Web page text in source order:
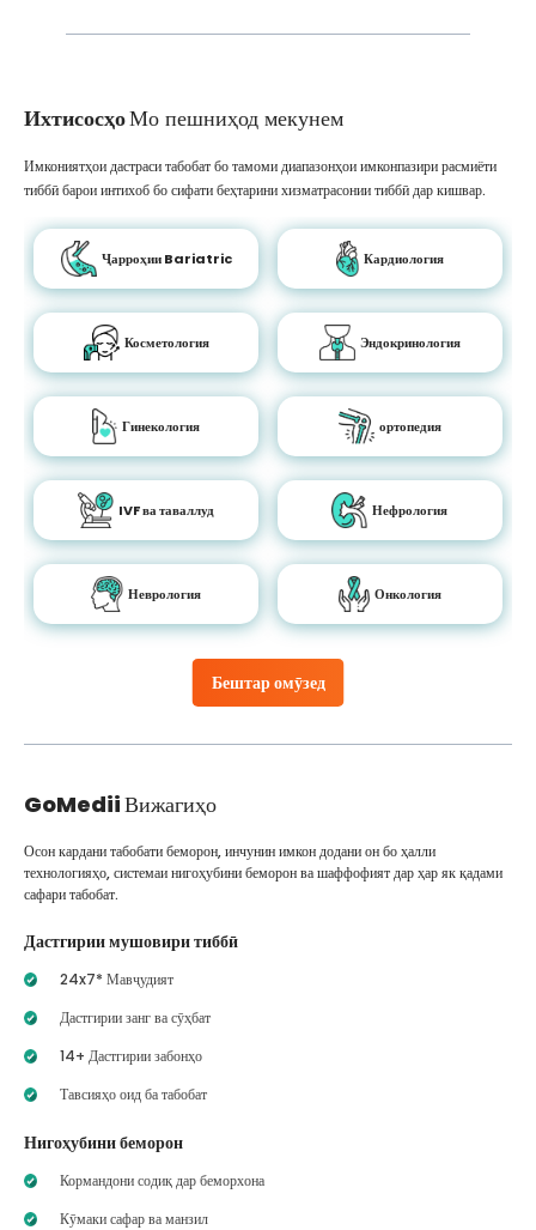
ИхтисосҳоМо пешниҳод мекунем
Бештар омӯзед
Имкониятҳои дастраси табобат бо тамоми диапазонҳои имконпазири расмиёти
тиббӣ барои интихоб бо сифати беҳтарини хизматрасонии тиббӣ дар кишвар.
Ҷарроҳии Bariatric Кардиология
Косметология Эндокринология
Гинекология ортопедия
IVF ва таваллуд Нефрология
Неврология Онкология
GoMediiВижагиҳо
Осон кардани табобати беморон, инчунин имкон додани он бо ҳалли
технологияҳо, системаи нигоҳубини беморон ва шаффофият дар ҳар як қадами
сафари табобат.
Дастгирии мушовири тиббӣ
24x7* Мавҷудият
Дастгирии занг ва сӯҳбат
14+ Дастгирии забонҳо
Тавсияҳо оид ба табобат
Нигоҳубини беморон
Кормандони содиқ дар беморхона
Кӯмаки сафар ва манзил